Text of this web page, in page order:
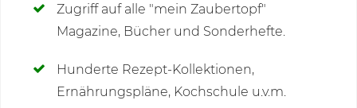
Zugriff auf alle "mein Zaubertopf"
Magazine, Bücher und Sonderhefte.
Hunderte Rezept-Kollektionen,
Ernährungspläne, Kochschule u.v.m.
Kommentare(3)